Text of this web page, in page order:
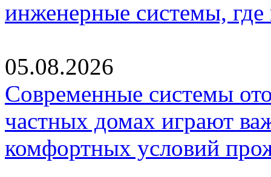
инженерные системы,
05.08.2026
Современные системы
частных домах играют
комфортных условий